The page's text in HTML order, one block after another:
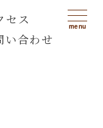
セス
い合わせ
menu